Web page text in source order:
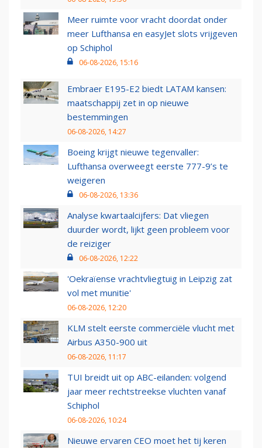
Meer ruimte voor vracht doordat onder
meer Lufthansa en easyJet slots vrijgeven
op Schiphol
06-08-2026, 15:16
Embraer E195-E2 biedt LATAM kansen:
maatschappij zet in op nieuwe
bestemmingen
06-08-2026, 14:27
Boeing krijgt nieuwe tegenvaller:
Lufthansa overweegt eerste 777-9’s te
weigeren
06-08-2026, 13:36
Analyse kwartaalcijfers: Dat vliegen
duurder wordt, lijkt geen probleem voor
de reiziger
06-08-2026, 12:22
'Oekraïense vrachtvliegtuig in Leipzig zat
vol met munitie'
06-08-2026, 12:20
KLM stelt eerste commerciële vlucht met
Airbus A350-900 uit
06-08-2026, 11:17
TUI breidt uit op ABC-eilanden: volgend
jaar meer rechtstreekse vluchten vanaf
Schiphol
06-08-2026, 10:24
Nieuwe ervaren CEO moet het tij keren